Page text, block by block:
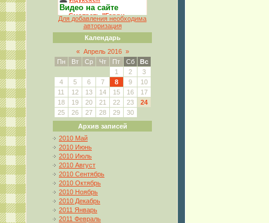
Для добавления необходима
авторизация
Календарь
« Апрель 2016 »
Пн
Вт Ср Чт Пт Сб
Вс
1
2
3
4
5 6 7 8 9
10
11
12 13 14 15 16
17
18
19 20 21 22 23
24
25
26 27 28 29
30
Архив записей
2010 Май
2010 Июнь
2010 Июль
2010 Август
2010 Сентябрь
2010 Октябрь
2010 Ноябрь
2010 Декабрь
2011 Январь
2011 Февраль